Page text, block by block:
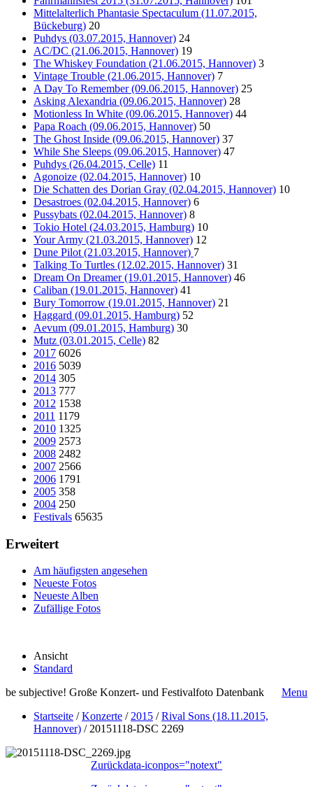
Mittelalterlich Phantasie Spectaculum (11.07.2015,
Bückeburg) 20
Puhdys (03.07.2015, Hannover) 24
AC/DC (21.06.2015, Hannover) 19
The Whiskey Foundation (21.06.2015, Hannover) 3
Vintage Trouble (21.06.2015, Hannover) 7
A Day To Remember (09.06.2015, Hannover) 25
Asking Alexandria (09.06.2015, Hannover) 28
Motionless In White (09.06.2015, Hannover) 44
Papa Roach (09.06.2015, Hannover) 50
The Ghost Inside (09.06.2015, Hannover) 37
While She Sleeps (09.06.2015, Hannover) 47
Puhdys (26.04.2015, Celle) 11
Agonoize (02.04.2015, Hannover) 10
Die Schatten des Dorian Gray (02.04.2015, Hannover) 10
Desastroes (02.04.2015, Hannover) 6
Pussybats (02.04.2015, Hannover) 8
Tokio Hotel (24.03.2015, Hamburg) 10
Your Army (21.03.2015, Hannover) 12
Dune Pilot (21.03.2015, Hannover) 7
Talking To Turtles (12.02.2015, Hannover) 31
Dream On Dreamer (19.01.2015, Hannover) 46
Caliban (19.01.2015, Hannover) 41
Bury Tomorrow (19.01.2015, Hannover) 21
Haggard (09.01.2015, Hamburg) 52
Aevum (09.01.2015, Hamburg) 30
Mutz (03.01.2015, Celle) 82
2017 6026
2016 5039
2014 305
2013 777
2012 1538
2011 1179
2010 1325
2009 2573
2008 2482
2007 2566
2006 1791
2005 358
2004 250
Festivals 65635
Erweitert
Am häufigsten angesehen
Neueste Fotos
Neueste Alben
Zufällige Fotos
Ansicht
Standard
be subjective! Große Konzert- und Festivalfoto Datenbank
Menu
Startseite /Konzerte / 2015 /Rival Sons (18.11.2015,
Hannover) / 20151118-DSC 2269
Zurückdata-iconpos="notext"